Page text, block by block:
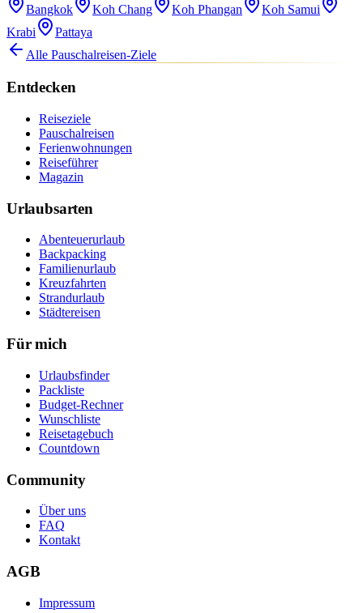
Bangkok Koh Chang Koh Phangan
Koh Samui
Krabi
Pattaya
Alle Pauschalreisen-Ziele
Entdecken
Reiseziele
Pauschalreisen
Ferienwohnungen
Reiseführer
Magazin
Urlaubsarten
Abenteuerurlaub
Backpacking
Familienurlaub
Kreuzfahrten
Strandurlaub
Städtereisen
Für mich
Urlaubsfinder
Packliste
Budget-Rechner
Wunschliste
Reisetagebuch
Countdown
Community
Über uns
FAQ
Kontakt
AGB
Impressum